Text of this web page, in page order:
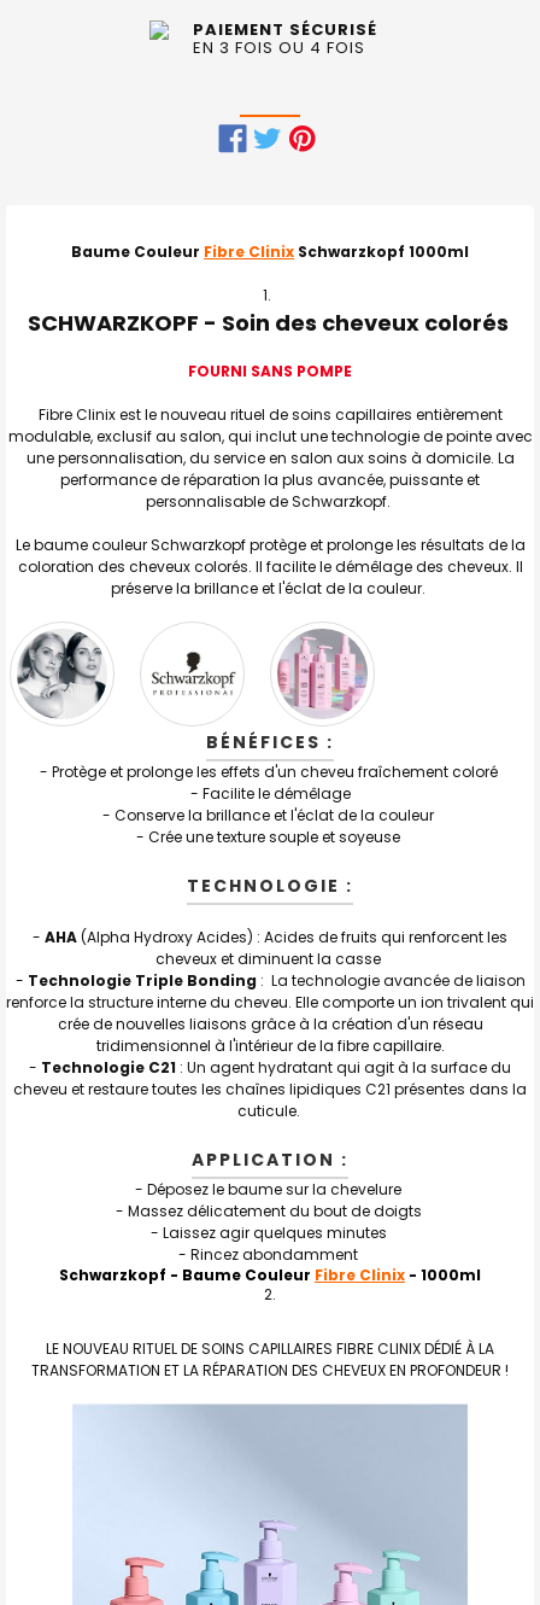
PAIEMENT SÉCURISÉ
EN 3 FOIS OU 4 FOIS
ENSEMBLE
TOUT
LA
SÉLECTION
AU PANIER
Baume Couleur Fibre Clinix Schwarzkopf 1000ml
SCHWARZKOPF - Soin des cheveux colorés
FOURNI SANS POMPE
Fibre Clinix est le nouveau rituel de soins capillaires entièrement
modulable, exclusif au salon, qui inclut une technologie de pointe avec
une personnalisation, du service en salon aux soins à domicile. La
performance de réparation la plus avancée, puissante et
personnalisable de Schwarzkopf.
Le baume couleur Schwarzkopf protège et prolonge les résultats de la
coloration des cheveux colorés. Il facilite le démêlage des cheveux. Il
préserve la brillance et l'éclat de la couleur.
BÉNÉFICES :
- Protège et prolonge les effets d'un cheveu fraîchement coloré
- Facilite le démêlage
- Conserve la brillance et l'éclat de la couleur
- Crée une texture souple et soyeuse
TECHNOLOGIE :
- AHA(Alpha Hydroxy Acides) : Acides de fruits qui renforcent les
cheveux et diminuent la casse
- Technologie Triple Bonding : La technologie avancée de liaison
renforce la structure interne du cheveu. Elle comporte un ion trivalent qui
crée de nouvelles liaisons grâce à la création d'un réseau
tridimensionnel à l'intérieur de la fibre capillaire.
- Technologie C21 : Un agent hydratant qui agit à la surface du
cheveu et restaure toutes les chaînes lipidiques C21 présentes dans la
cuticule.
APPLICATION :
- Déposez le baume sur la chevelure
- Massez délicatement du bout de doigts
- Laissez agir quelques minutes
- Rincez abondamment
Schwarzkopf - Baume Couleur Fibre Clinix - 1000ml
LE NOUVEAU RITUEL DE SOINS CAPILLAIRES FIBRE CLINIX DÉDIÉ À LA
TRANSFORMATION ET LA RÉPARATION DES CHEVEUX EN PROFONDEUR !